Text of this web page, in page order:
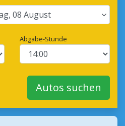
, 08 August
Abgabe-Stunde
Autos suchen